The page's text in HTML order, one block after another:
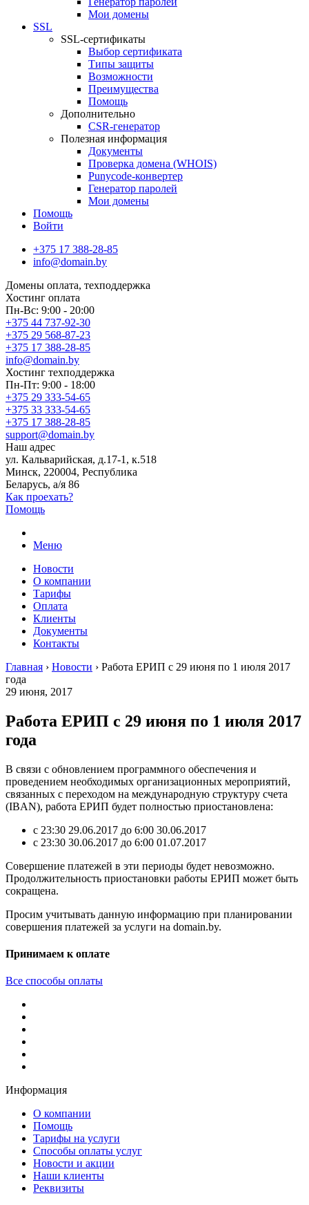
Мои домены
SSL
SSL-сертификаты
Выбор сертификата
Типы защиты
Возможности
Преимущества
Помощь
Дополнительно
CSR-генератор
Полезная информация
Документы
Проверка домена (WHOIS)
Punycode-конвертер
Генератор паролей
Мои домены
Помощь
Войти
+375 17 388-28-85
info@domain.by
Домены оплата, техподдержка
Хостинг оплата
Пн-Вс: 9:00 - 20:00
+375 44 737-92-30
+375 29 568-87-23
+375 17 388-28-85
info@domain.by
Хостинг техподдержка
Пн-Пт: 9:00 - 18:00
+375 29 333-54-65
+375 33 333-54-65
+375 17 388-28-85
support@domain.by
Наш адрес
ул. Кальварийская, д.17-1, к.518
Минск, 220004, Республика
Беларусь, а/я 86
Как проехать?
Помощь
Меню
Новости
О компании
Тарифы
Оплата
Клиенты
Документы
Контакты
Главная › Новости › Работа ЕРИП с 29 июня по 1 июля 2017
года
29 июня, 2017
Работа ЕРИП с 29 июня по 1 июля 2017
года
В связи с обновлением программного обеспечения и
проведением необходимых организационных мероприятий,
связанных с переходом на международную структуру счета
(IBAN), работа ЕРИП будет полностью приостановлена:
с 23:30 29.06.2017 до 6:00 30.06.2017
с 23:30 30.06.2017 до 6:00 01.07.2017
Совершение платежей в эти периоды будет невозможно.
Продолжительность приостановки работы ЕРИП может быть
сокращена.
Просим учитывать данную информацию при планировании
совершения платежей за услуги на domain.by.
Принимаем к оплате
Все способы оплаты
Информация
О компании
Помощь
Тарифы на услуги
Способы оплаты услуг
Новости и акции
Наши клиенты
Реквизиты